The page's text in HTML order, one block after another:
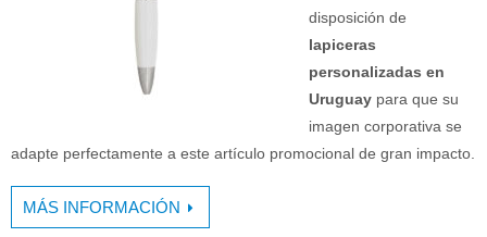
disposición de
lapiceras
personalizadas en
Uruguay para que su
imagen corporativa se
adapte perfectamente a este artículo promocional de gran impacto.
MÁS INFORMACIÓN